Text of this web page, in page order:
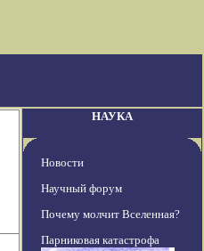
НАУКА
Новости
Научный форум
Почему молчит Вселенная?
Парниковая катастрофа